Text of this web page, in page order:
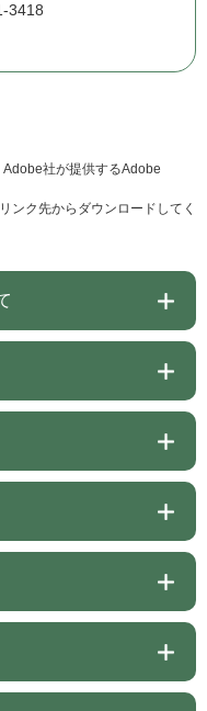
3418
社が提供するAdobe
ンク先からダウンロードしてく